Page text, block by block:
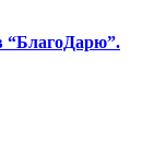
“БлагоДарю”.